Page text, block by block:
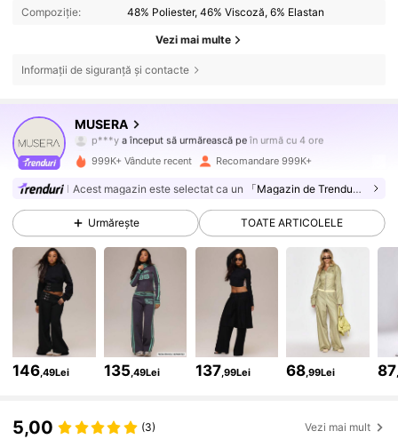
Compoziție: 48% Poliester, 46% Viscoză, 6% Elastan
Vezi mai multe
Informații de siguranță și contacte
MUSERA
p***ya început să urmărească pe
i***tnavighează
4,83
4.3M Urmăritori
4,83 4.3M Urmăritori
4.3M Urmăritori
4.3M Urmăritori
999K+ Vândute recent Recomandare 999K+
Acest magazin este selectat ca un 「Magazin de Trenduri」
Urmărește TOATE ARTICOLELE
146,49Lei 135,49Lei 137,99Lei 68,99Lei 87
5,00 (3) Vezi mai mult